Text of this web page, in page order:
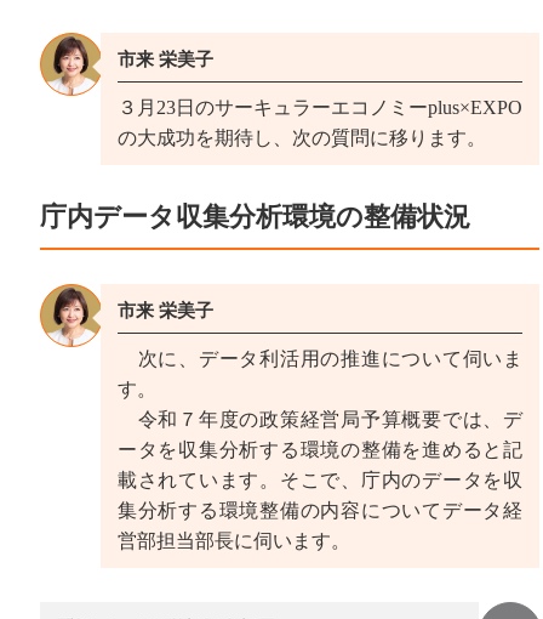
市来 栄美子
３月23日のサーキュラーエコノミーplus×EXPO
の大成功を期待し、次の質問に移ります。
庁内データ収集分析環境の整備状況
市来 栄美子
次に、データ利活用の推進について伺いま
す。
令和７年度の政策経営局予算概要では、デ
ータを収集分析する環境の整備を進めると記
載されています。そこで、庁内のデータを収
集分析する環境整備の内容についてデータ経
営部担当部長に伺います。